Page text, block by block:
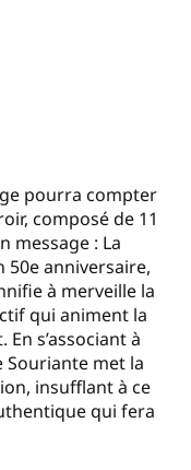
pourra compter
composé de 11
message : La
50e anniversaire,
à merveille la
qui animent la
s’associant à
Souriante met la
insufflant à ce
qui fera